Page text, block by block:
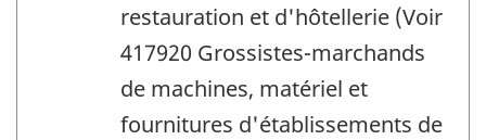
restauration et d'hôtellerie (Voir
417920 Grossistes-marchands
de machines, matériel et
fournitures d'établissements de